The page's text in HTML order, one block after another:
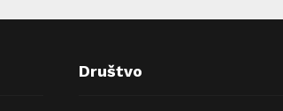
Društvo